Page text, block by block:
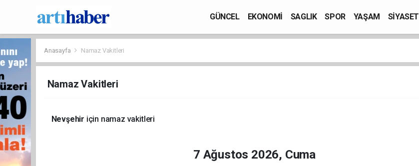
GÜNCEL EKONOMİ SAGLIK SPOR YAŞAM SİYASET
Anasayfa Namaz Vakitleri
Namaz Vakitleri
Nevşehir için namaz vakitleri
7 Ağustos 2026, Cuma